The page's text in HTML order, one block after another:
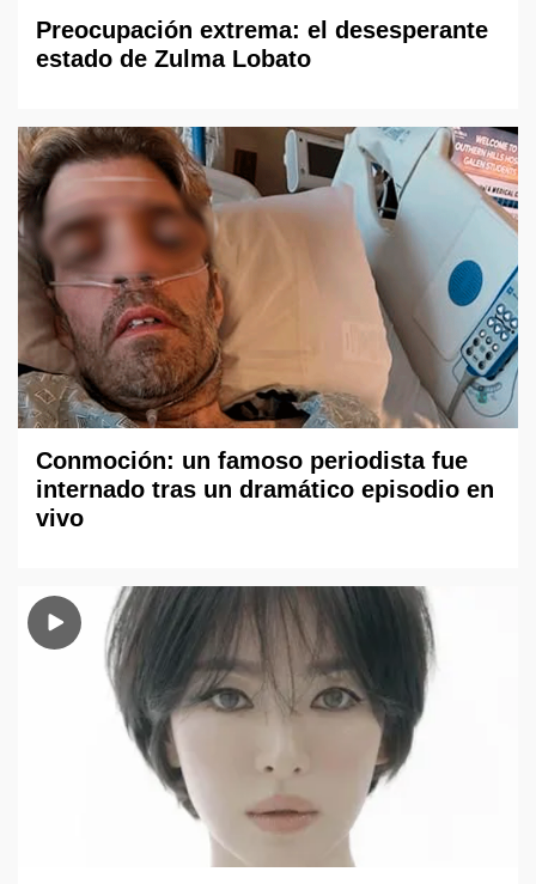
Preocupación extrema: el desesperante
estado de Zulma Lobato
Conmoción: un famoso periodista fue
internado tras un dramático episodio en
vivo